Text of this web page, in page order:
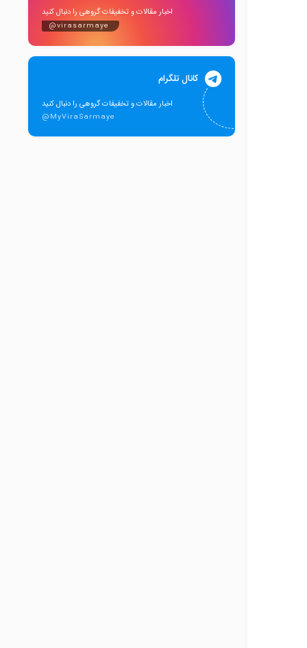
اخبار مقالات و تخفیفات گروهی را دنبال کنید
@virasarmaye
کانال تلگرام
اخبار مقالات و تخفیفات گروهی را دنبال کنید
@MyViraSarmaye